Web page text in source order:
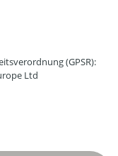
(GPSR):
Ltd